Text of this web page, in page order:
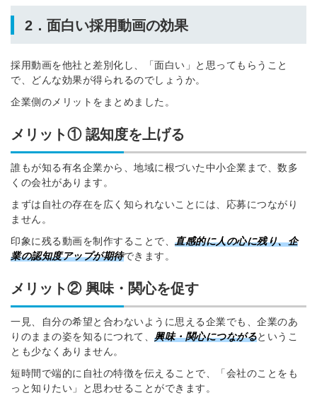
2．面白い採用動画の効果
採用動画を他社と差別化し、「面白い」と思ってもらうこと
で、どんな効果が得られるのでしょうか。
企業側のメリットをまとめました。
メリット① 認知度を上げる
誰もが知る有名企業から、地域に根づいた中小企業まで、数多
くの会社があります。
まずは自社の存在を広く知られないことには、応募につながり
ません。
印象に残る動画を制作することで、 直感的に人の心に残り、企
業の認知度アップが期待できます。
メリット② 興味・関心を促す
一見、自分の希望と合わないように思える企業でも、企業のあ
りのままの姿を知るにつれて、 興味・関心につながるというこ
とも少なくありません。
短時間で端的に自社の特徴を伝えることで、「会社のことをも
っと知りたい」と思わせることができます。